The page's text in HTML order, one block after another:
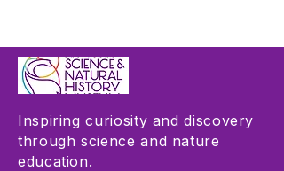
Inspiring curiosity and discovery
through science and nature
education.